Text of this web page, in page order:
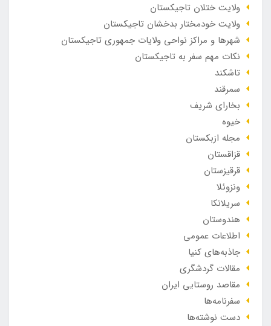
ولایت ختلان تاجیکستان
ولایت خودمختار بدخشان تاجیکستان
شهرها و مراکز نواحی ولایات جمهوری تاجیکستان
نکات مهم سفر به تاجیکستان
تاشکند
سمرقند
بخارای شریف
خیوه
مجله ازبکستان
قزاقستان
قرقیزستان
ونزوئلا
سریلانکا
هندوستان
اطلاعات عمومی
جاذبه‌های کنیا
مقالات گردشگری
مقاصد روستایی ایران
سفرنامه‌ها
دست نوشته‌ها